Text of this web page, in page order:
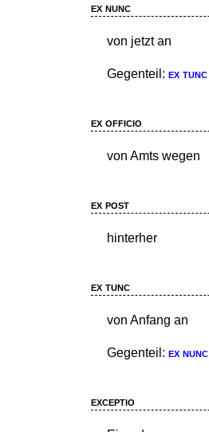
ex nunc
von jetzt an
Gegenteil: ex tunc
ex officio
von Amts wegen
ex post
hinterher
ex tunc
von Anfang an
Gegenteil: ex nunc
exceptio